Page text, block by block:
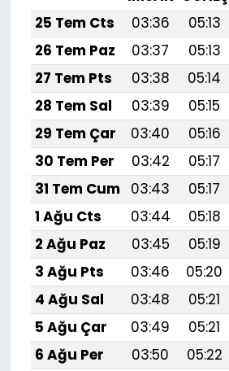
25 Tem Cts
03:36 05:13
26 Tem Paz
03:37 05:13
27 Tem Pts
03:38 05:14
28 Tem Sal
03:39 05:15
29 Tem Çar
03:40 05:16
30 Tem Per
03:42 05:17
31 Tem Cum
03:43 05:17
1 Ağu Cts
03:44 05:18
2 Ağu Paz
03:45 05:19
3 Ağu Pts
03:46 05:20
4 Ağu Sal
03:48 05:21
5 Ağu Çar
03:49 05:21
6 Ağu Per
03:50 05:22